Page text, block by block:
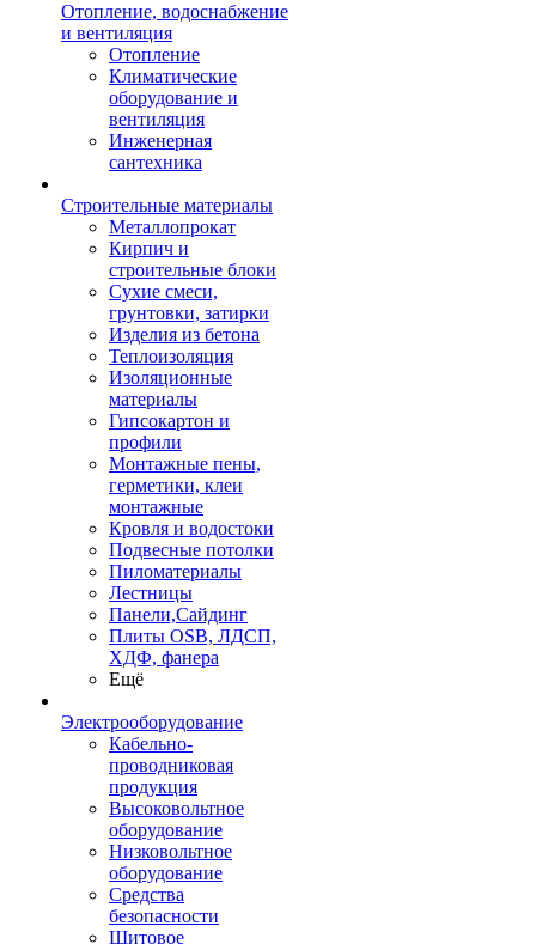
Отопление, водоснабжение
и вентиляция
Отопление
Климатические
оборудование и
вентиляция
Инженерная
сантехника
Строительные материалы
Металлопрокат
Кирпич и
строительные блоки
Сухие смеси,
грунтовки, затирки
Изделия из бетона
Теплоизоляция
Изоляционные
материалы
Гипсокартон и
профили
Монтажные пены,
герметики, клеи
монтажные
Кровля и водостоки
Подвесные потолки
Пиломатериалы
Лестницы
Панели,Сайдинг
Плиты OSB, ЛДСП,
ХДФ, фанера
Ещё
Электрооборудование
Кабельно-
проводниковая
продукция
Высоковольтное
оборудование
Низковольтное
оборудование
Средства
безопасности
Щитовое